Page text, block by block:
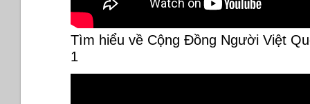
Tìm hiểu về Cộng Đồng Người Việt
1